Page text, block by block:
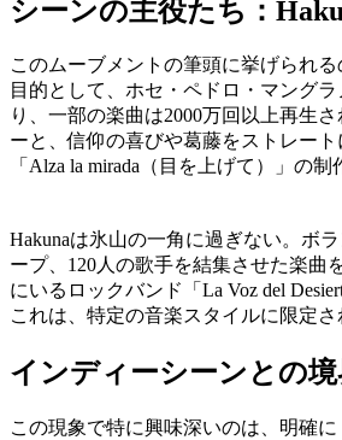
シーンの主役たち：
このムーブメントの筆頭に挙げられ
目的として、ホセ・ペドロ・マング
り、一部の楽曲は2000万回以上再生
ーと、信仰の喜びや葛藤をストレー
「Alza la mirada（目を上げて）」の
Hakunaは氷山の一角に過ぎない。ボ
ープ、120人の歌手を結集させた楽曲
にいるロックバンド「La Voz del
これは、特定の音楽スタイルに限定
インディーシーンとの
この現象で特に興味深いのは、明確